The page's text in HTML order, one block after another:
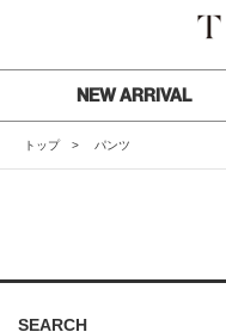
NEW ARRIVAL
トップ パンツ
SEARCH